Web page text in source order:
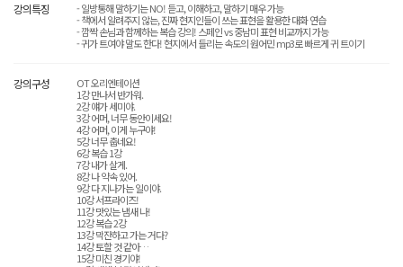
강의특징
- 일방통해 말하기는 NO! 듣고, 이해하고, 말하기 매우 가능
- 책에서 알려주지 않는, 진짜 현지인들이 쓰는 표현을 활용한 대화 연습
- 깜짝 손님과 함께하는 복습 강의! 스페인 vs 중남미 표현 비교까지 가능
- 귀가 트여야 말도 한다! 현지에서 들리는 속도의 원어민 mp3로 빠르게 귀 트이기
강의구성
OT 오리엔테이션
1강 만나서 반가워.
2강 얘가 세미야.
3강 어머, 너무 동안이세요!
4강 어머, 이게 누구야!
5강 너무 춥네요!
6강 복습 1강
7강 내가 살게.
8강 나 약속 있어.
9강 다 지나가는 일이야.
10강 서프라이즈!
11강 맛있는 냄새 나!
12강 복습 2강
13강 막잔하고 가는 거다?
14강 토할 것 같아…
15강 미친 경기야!